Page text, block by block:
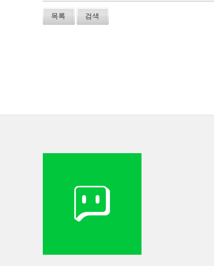
목록 검색